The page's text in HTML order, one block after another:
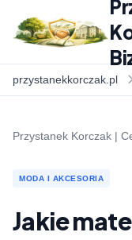
przystanekkorczak.pl
Przystanek Korczak |
MODA I AKCESORIA
Jakie